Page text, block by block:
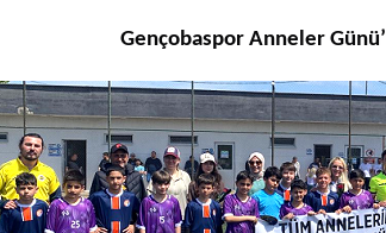
Gençobaspor Anneler